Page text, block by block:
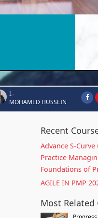
I.-
MOHAMED HUSSEIN
Recent
Advance S-
Practice
Foundations of
AGILE IN PMP
Most Related